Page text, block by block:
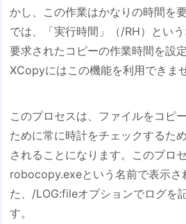
かし、この作業はかなりの時間を
では、「実行時間」（/RH）という
要求されたコピーの作業時間を設
XCopyにはこの機能を利用できませ
このプロセスは、ファイルをコピ
ために常に時計をチェックするた
されることになります。このプロ
robocopy.exeという名前で表示さ
た、/LOG:fileオプションでログを
す。